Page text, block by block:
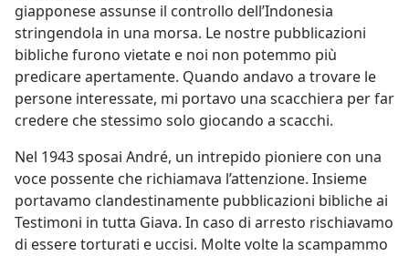
giapponese assunse il controllo dell’Indonesia
stringendola in una morsa. Le nostre pubblicazioni
bibliche furono vietate e noi non potemmo più
predicare apertamente. Quando andavo a trovare le
persone interessate, mi portavo una scacchiera per far
credere che stessimo solo giocando a scacchi.
Nel 1943 sposai André, un intrepido pioniere con una
voce possente che richiamava l’attenzione. Insieme
portavamo clandestinamente pubblicazioni bibliche ai
Testimoni in tutta Giava. In caso di arresto rischiavamo
di essere torturati e uccisi. Molte volte la scampammo